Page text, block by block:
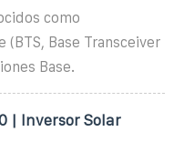
como
(BTS, Base Transceiver
Base.
| Inversor Solar